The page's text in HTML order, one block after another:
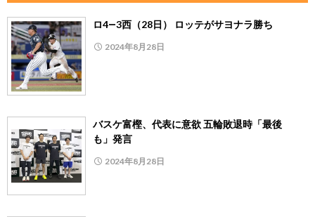
ロ4―3西（28日） ロッテがサヨナラ勝ち
2024年8月28日
バスケ富樫、代表に意欲 五輪敗退時「最後
も」発言
2024年8月28日